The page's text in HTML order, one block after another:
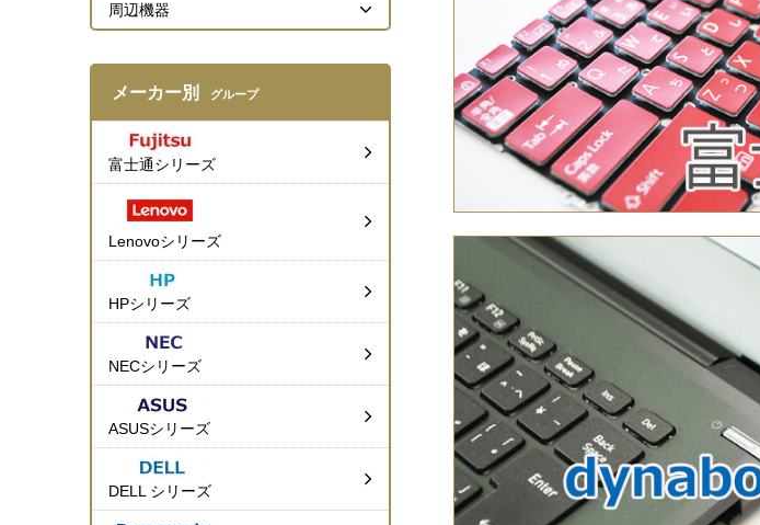
周辺機器
メーカー別 グループ
富士通シリーズ
Lenovoシリーズ
HPシリーズ
NECシリーズ
ASUSシリーズ
DELL シリーズ